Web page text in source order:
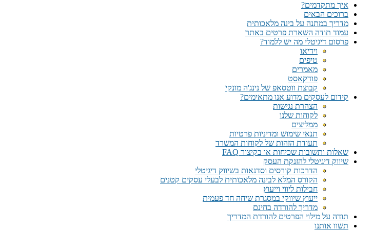
איך מתקדמים?
ברוכים הבאים
מדריך במתנה על בינה מלאכותית
עמוד תודה השארת פרטים באתר
פרסום דיגיטלי מה יש ללמוד?
וידיאו
טיפים
מאמרים
פודקאסט
קבוצת ווטסאפ של נינג'ה מונקי​
קידום לעסקים מדוע אנו מתאימים?
הצהרת נגישות
לקוחות שלנו
ממליצים
תנאי שימוש ומדיניות פרטיות
תעודת הזהות של לקוחות המשרד
שאלות ותשובות שכיחות או בקיצור FAQ
שיווק דיגיטלי להזנקת העסק
הדרכות קורסים וסדנאות בשיווק דיגיטלי
הקורס המלא לבינה מלאכותית לבעלי עסקים קטנים
חבילות ליווי וייעוץ
ייעוץ שיווקי במסגרת שיחה חד פעמית​
מדריך להורדה בחינם
תודה על מילוי הפרטים להורדת המדריך
תשוו אותנו